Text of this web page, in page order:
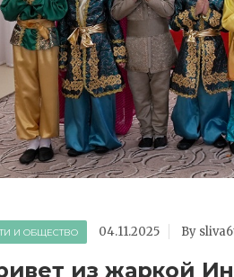
И ОБЩЕСТВО 04.11.2025 By
из жаркой